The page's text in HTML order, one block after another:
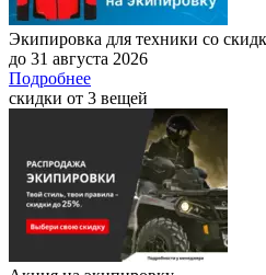
Экипировка для техники со
до 31 августа 2026
Подробнее
скидки от 3 вещей